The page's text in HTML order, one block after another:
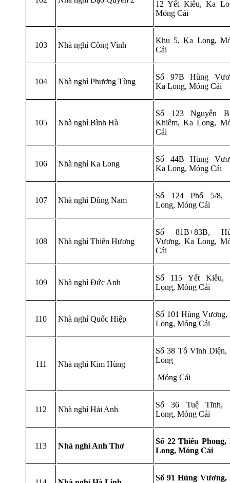
12 Yết Kiêu, Ka
Móng Cái
103 Nhà nghỉ Công Vinh
Khu 5, Ka Long,
Cái
104 Nhà nghỉ Phương Tùng
Số 97B Hùng
Ka Long, Móng Cái
105 Nhà nghỉ Bình Hà
Số 123 Nguyễn
Khiêm, Ka Long,
Cái
106 Nhà nghỉ Ka Long
Số 44B Hùng
Ka Long, Móng Cái
107 Nhà nghỉ Dũng Nam
Số 124 Phố 5/8,
Long, Móng Cái
108 Nhà nghỉ Thiên Hương
Số 81B+83B,
Vương, Ka Long,
Cái
109 Nhà nghỉ Đức Anh
Số 115 Yết Kiêu,
Long, Móng Cái
110 Nhà nghỉ Quốc Hiệp
Số 101 Hùng Vương,
Long, Móng Cái
111 Nhà nghỉ Kim Hùng
Số 38 Tô Vĩnh Diện,
Long
Móng Cái
112 Nhà nghỉ Hải Anh
Số 36 Tuệ Tĩnh,
Long, Móng Cái
113 Nhà nghỉ Anh Thơ
Số 22 Thiếu Phong,
Long, Móng Cái
Số 91 Hùng Vương,